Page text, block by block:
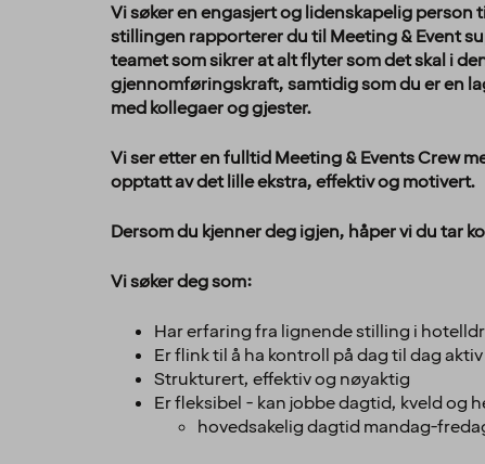
Vi søker en engasjert og lidenskapelig
stillingen rapporterer du til Meeting & Event
teamet som sikrer at alt flyter som det skal i
gjennomføringskraft, samtidig som du er en
med kollegaer og gjester.
Vi ser etter en fulltid Meeting & Events Crew
opptatt av det lille ekstra, effektiv og motivert.
Dersom du kjenner deg igjen, håper vi du tar
Vi søker deg som:
Har erfaring fra lignende stilling i
Er flink til å ha kontroll på dag til dag
Strukturert, effektiv og nøyaktig
Er fleksibel - kan jobbe dagtid, kveld og
hovedsakelig dagtid mandag-